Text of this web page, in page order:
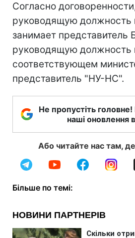
Согласно
руководящую должность
занимает представитель
руководящую должность
соответствующем
представитель "НУ-НС".
Не пропустіть
наші оновлення
Або читайте нас там,
Більше по темі: